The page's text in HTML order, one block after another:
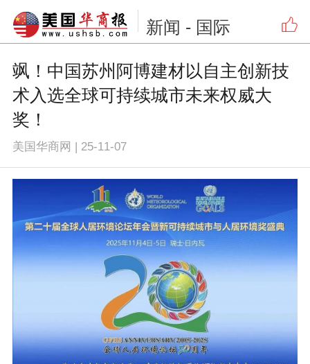
新闻 - 国际
飒！中国苏州阿博建材以自主创新技
术入选全球可持续城市未来权威大
奖！
美国华商网 | 25-11-07